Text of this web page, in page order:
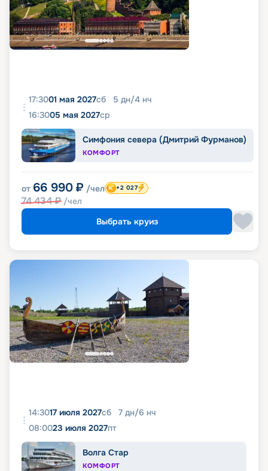
17:3001 мая 2027сб 5 дн/4 нч
16:3005 мая 2027ср
Симфония севера (Дмитрий Фурманов)
КОМФОРТ
от 66 990 ₽ /чел
74 434₽ /чел
+2 027
Выбрать круиз
14:3017 июля 2027сб 7 дн/6 нч
08:0023 июля 2027пт
Волга Стар
КОМФОРТ